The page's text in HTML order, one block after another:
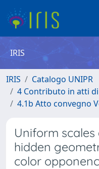
IRIS
IRIS
Catalogo UNIPR
4 Contributo in atti
4.1b Atto convegno
Uniform
hidden
color